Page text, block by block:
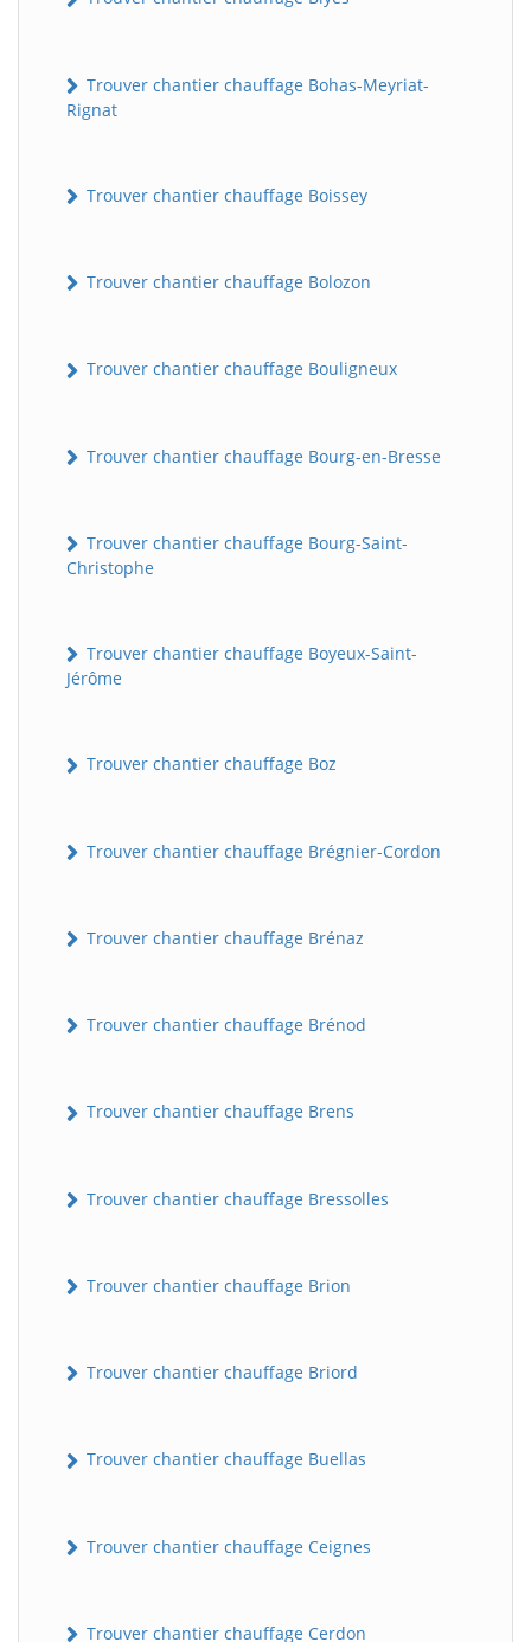
Trouver chantier chauffage Bohas-Meyriat-
Rignat
Trouver chantier chauffage Boissey
Trouver chantier chauffage Bolozon
Trouver chantier chauffage Bouligneux
Trouver chantier chauffage Bourg-en-Bresse
Trouver chantier chauffage Bourg-Saint-
Christophe
Trouver chantier chauffage Boyeux-Saint-
Jérôme
Trouver chantier chauffage Boz
Trouver chantier chauffage Brégnier-Cordon
Trouver chantier chauffage Brénaz
Trouver chantier chauffage Brénod
Trouver chantier chauffage Brens
Trouver chantier chauffage Bressolles
Trouver chantier chauffage Brion
Trouver chantier chauffage Briord
Trouver chantier chauffage Buellas
Trouver chantier chauffage Ceignes
Trouver chantier chauffage Cerdon